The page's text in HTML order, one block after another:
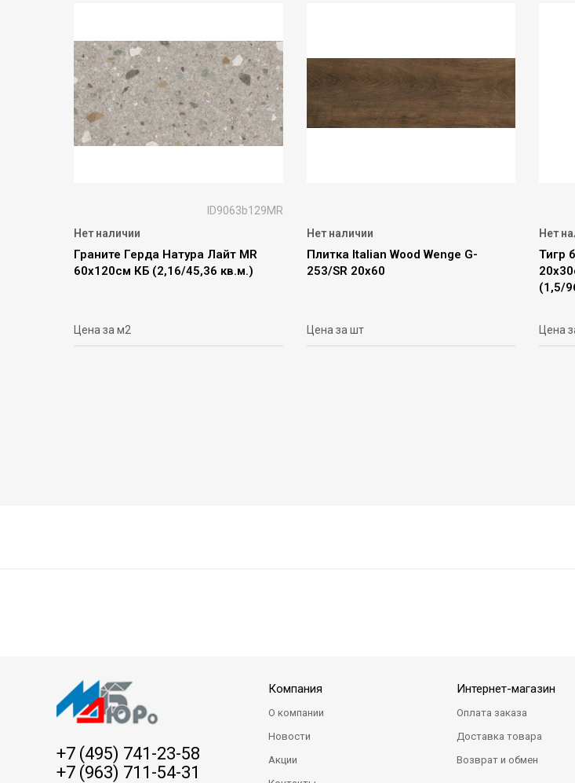
ID9063b129MR
Нет наличии
Граните Герда Натура Лайт MR
60х120см КБ (2,16/45,36 кв.м.)
Цена за м2
Нет наличии
Плитка Italian Wood Wenge G-
253/SR 20х60
Цена за шт
Нет
Тигр
(1,5/
Цена
+7 (495) 741-23-58
+7 (963) 711-54-31
Компания
О компании
Новости
Акции
Интернет-магазин
Оплата заказа
Доставка товара
Возврат и обмен